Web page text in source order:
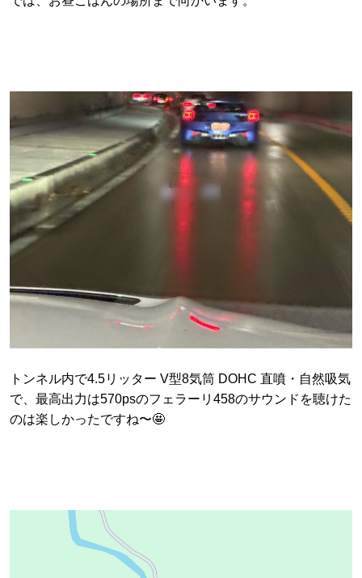
トンネル内で4.5リッター V型8気筒 DOHC 直噴・自然吸気
で、最高出力は570psのフェラーリ458のサウンドを聴けた
のは楽しかったですね〜🤩